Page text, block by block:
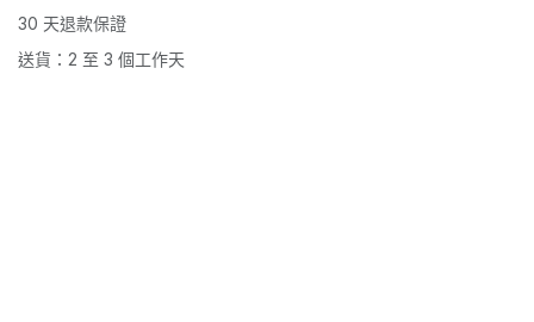
30 天退款保證
送貨：2 至 3 個工作天